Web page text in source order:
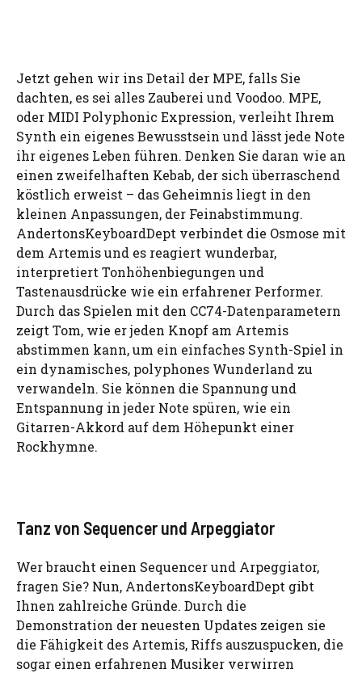
Jetzt gehen wir ins Detail der MPE, falls Sie
dachten, es sei alles Zauberei und Voodoo. MPE,
oder MIDI Polyphonic Expression, verleiht Ihrem
Synth ein eigenes Bewusstsein und lässt jede Note
ihr eigenes Leben führen. Denken Sie daran wie an
einen zweifelhaften Kebab, der sich überraschend
köstlich erweist – das Geheimnis liegt in den
kleinen Anpassungen, der Feinabstimmung.
AndertonsKeyboardDept verbindet die Osmose mit
dem Artemis und es reagiert wunderbar,
interpretiert Tonhöhenbiegungen und
Tastenausdrücke wie ein erfahrener Performer.
Durch das Spielen mit den CC74-Datenparametern
zeigt Tom, wie er jeden Knopf am Artemis
abstimmen kann, um ein einfaches Synth-Spiel in
ein dynamisches, polyphones Wunderland zu
verwandeln. Sie können die Spannung und
Entspannung in jeder Note spüren, wie ein
Gitarren-Akkord auf dem Höhepunkt einer
Rockhymne.
Tanz von Sequencer und Arpeggiator
Wer braucht einen Sequencer und Arpeggiator,
fragen Sie? Nun, AndertonsKeyboardDept gibt
Ihnen zahlreiche Gründe. Durch die
Demonstration der neuesten Updates zeigen sie
die Fähigkeit des Artemis, Riffs auszuspucken, die
sogar einen erfahrenen Musiker verwirren